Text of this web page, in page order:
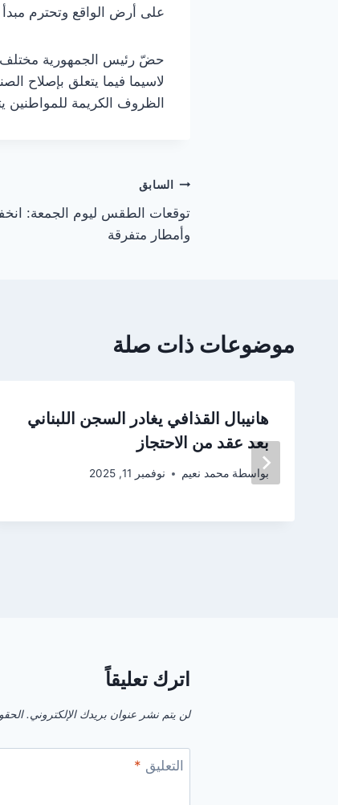
على أرض الواقع وتحترم مبدأ
حضّ رئيس الجمهورية مختلف
لاسيما فيما يتعلق بإصلاح
الظروف الكريمة للمواطنين
تصفّح
المقالات
السابق
توقعات الطقس ليوم الجمعة:
وأمطار متفرقة
موضوعات ذات صلة
هانيبال القذافي يغادر السجن اللبناني
بعد عقد من الاحتجاز
بواسطة محمد نعيم نوفمبر 11, 2025
اترك تعليقاً
لن يتم نشر عنوان بريدك الإلكتروني.
التعليق *